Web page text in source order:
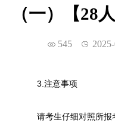
（一）【28人
545
3.注意事项
请考生仔细对照所报